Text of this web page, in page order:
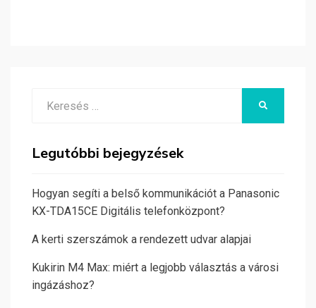
Legutóbbi bejegyzések
Hogyan segíti a belső kommunikációt a Panasonic
KX-TDA15CE Digitális telefonközpont?
A kerti szerszámok a rendezett udvar alapjai
Kukirin M4 Max: miért a legjobb választás a városi
ingázáshoz?